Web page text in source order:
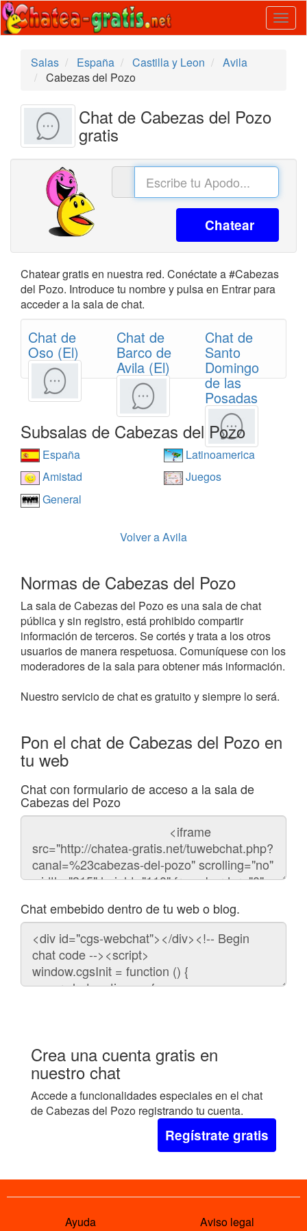
Salas
España Castilla y Leon
Avila
Cabezas del Pozo
Chat de Cabezas del Pozo
gratis
Chatear
Chatear gratis en nuestra red. Conéctate a #Cabezas
del Pozo. Introduce tu nombre y pulsa en Entrar para
acceder a la sala de chat.
Chat de
Oso (El)
Chat de
Barco de
Avila (El)
Chat de
Santo
Domingo
de las
Posadas
Subsalas de Cabezas del Pozo
España
Latinoamerica
Amistad
Juegos
General
Volver a Avila
Normas de Cabezas del Pozo
La sala de Cabezas del Pozo es una sala de chat
pública y sin registro, está prohibido compartir
información de terceros. Se cortés y trata a los otros
usuarios de manera respetuosa. Comuníquese con los
moderadores de la sala para obtener más información.
Nuestro servicio de chat es gratuito y siempre lo será.
Pon el chat de Cabezas del Pozo en
tu web
Chat con formulario de acceso a la sala de
Cabezas del Pozo
Código
chat
Chat embebido dentro de tu web o blog.
Código
para
embeber
chat
Crea una cuenta gratis en
nuestro chat
Accede a funcionalidades especiales en el chat
de Cabezas del Pozo registrando tu cuenta.
Regístrate gratis
Ayuda Aviso legal